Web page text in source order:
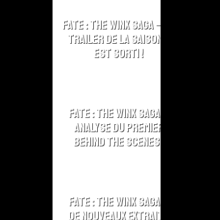
Fate : The Winx Saga – Le
Trailer de la Saison 2
est sorti !
Fate : The Winx Saga –
Analyse du Premier
Behind The Scenes !
Fate : The Winx Saga –
De nouveaux extraits